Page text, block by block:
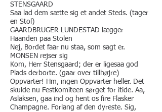
STENSGAARD
Saa lad dem sætte sig et andet Steds. (tager
en Stol)
GAARDBRUGER LUNDESTAD lægger
Haanden paa Stolen
Nej, Bordet faar nu staa, som sagt er.
MONSEN rejser sig
Kom, Herr Stensgaard; der er ligesaa god
Plads derborte. (gaar over tillhøjre)
Oppvarter! Hm, ingen Oppvarter heller. Det
skulde nu Festkomiteen sørget for itide. Aa,
Aslaksen, gaa ind og hent os fire Flasker
Champagne. Forlang af den dyreste. Sig,